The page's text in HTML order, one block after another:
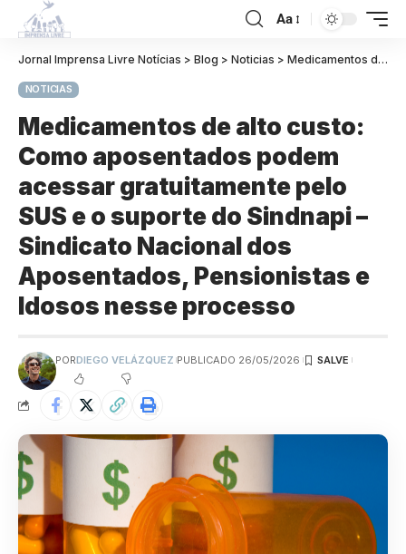
Aa
Jornal Imprensa Livre Notícias > Blog > Noticias > Medicamentos de alto custo: Como aposentados podem acessar gratuitamente pelo SUS e o suporte do Sindnapi – Sindicato Nacional dos Aposentados, Pensionistas e Idosos nesse processo
NOTICIAS
Medicamentos de alto custo:
Como aposentados podem
acessar gratuitamente pelo
SUS e o suporte do Sindnapi –
Sindicato Nacional dos
Aposentados, Pensionistas e
Idosos nesse processo
PORDIEGO VELÁZQUEZ PUBLICADO 26/05/2026